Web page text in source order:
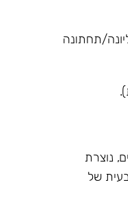
תחתונה
נוצרת
של